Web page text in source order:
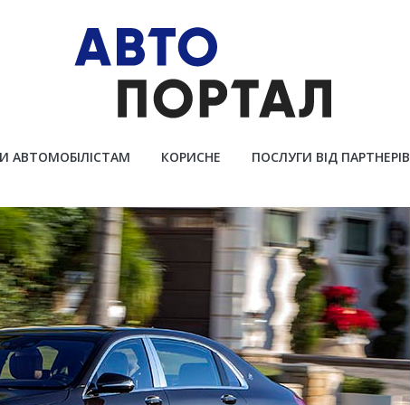
АВТОМОБІЛІСТАМ КОРИСНЕ ПОСЛУГИ ВІД ПАРТНЕРІВ